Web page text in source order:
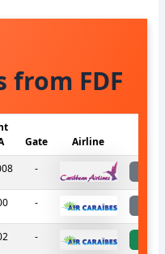
from FDF
Gate Airline
-
-
-